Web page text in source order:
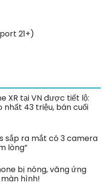
21+)
XR tại VN được tiết lộ:
nhất 43 triệu, bán cuối
sắp ra mắt có 3 camera
lòng”
bị nóng, văng ứng
hình!